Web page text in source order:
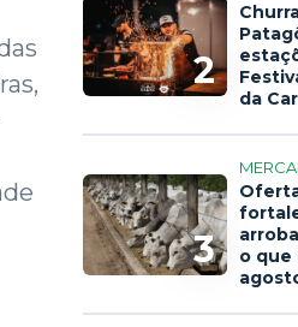
2
da
3
o que